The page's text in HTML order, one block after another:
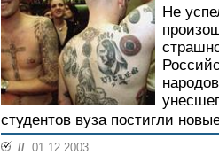
Не
студентов вуза постигли
// 01.12.2003